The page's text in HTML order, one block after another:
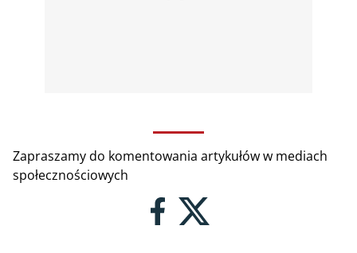
Zapraszamy do komentowania artykułów w mediach
społecznościowych